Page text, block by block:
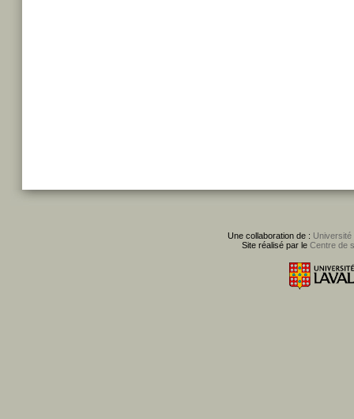
Une collaboration de : Université
Site réalisé par le Centre de